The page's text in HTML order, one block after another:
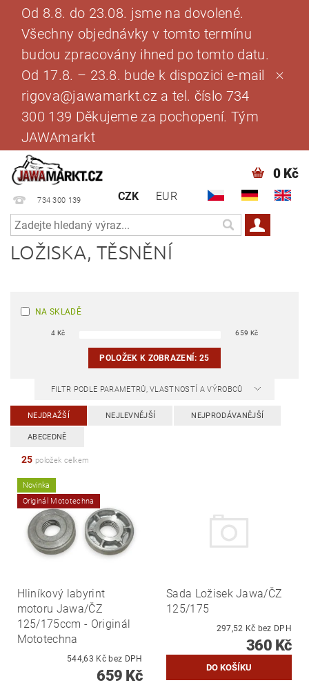
Od 8.8. do 23.08. jsme na dovolené.
Všechny objednávky v tomto termínu
budou zpracovány ihned po tomto datu.
Od 17.8. – 23.8. bude k dispozici e-mail
rigova@jawamarkt.cz a tel. číslo 734
300 139 Děkujeme za pochopení. Tým
JAWAmarkt
734 300 139 CZK EUR
0 Kč
LOŽISKA, TĚSNĚNÍ
NA SKLADĚ
4 Kč 659 Kč
POLOŽEK K ZOBRAZENÍ:25
FILTR PODLE PARAMETRŮ, VLASTNOSTÍ A VÝROBCŮ
NEJDRAŽŠÍ NEJLEVNĚJŠÍ NEJPRODÁVANĚJŠÍ
ABECEDNĚ
25 položek celkem
Novinka
Originál Mototechna
Hliníkový labyrint
motoru Jawa/ČZ
125/175ccm - Originál
Mototechna
544,63 Kč bez DPH
659 Kč
Sada Ložisek Jawa/ČZ
125/175
297,52 Kč bez DPH
360 Kč